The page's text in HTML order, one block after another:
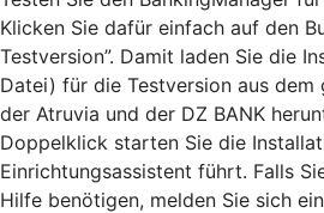
Klicken Sie dafür einfach auf den
Testversion”. Damit laden Sie die
Datei) für die Testversion aus dem
der Atruvia und der DZ BANK
Doppelklick starten Sie die
Einrichtungsassistent führt. Falls
Hilfe benötigen, melden Sie sich